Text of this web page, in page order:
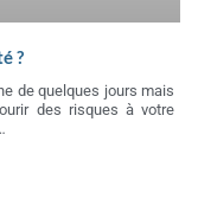
?
de quelques jours mais
des risques à votre